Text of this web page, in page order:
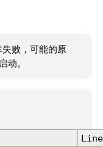
败，可能的原
动。
Line